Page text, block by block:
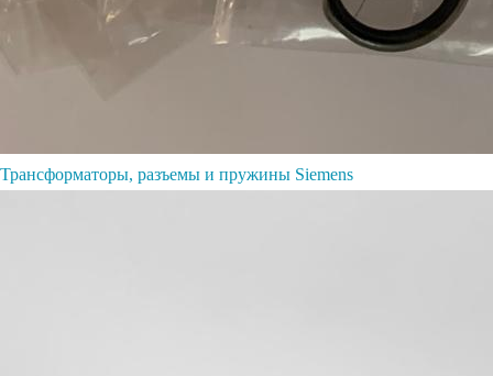
Трансформаторы, разъемы и пружины Siemens